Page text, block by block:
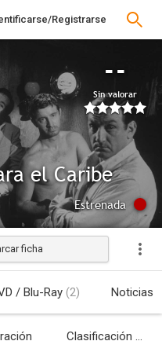
Registrarse
--
Sin valorar
el Caribe
Estrenada
ficha
/ Blu-Ray (2) Noticias
Clasificación por edades